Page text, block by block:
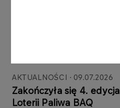
AKTUALNOŚCI 09.07.2026
Zakończyła się 4. edycja
Loterii Paliwa BAQ